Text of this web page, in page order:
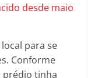
desde maio
para se
Conforme
prédio tinha